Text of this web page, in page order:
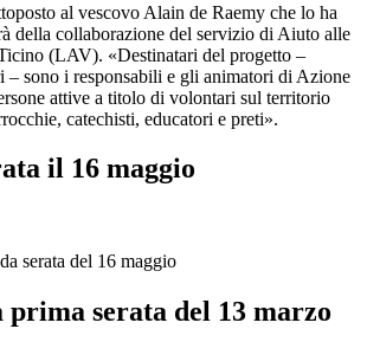
al vescovo Alain de Raemy che lo ha
della collaborazione del servizio di Aiuto alle
(LAV). «Destinatari del progetto –
– sono i responsabili e gli animatori di Azione
attive a titolo di volontari sul territorio
catechisti, educatori e preti».
il 16 maggio
serata del 16 maggio
serata del 13 marzo